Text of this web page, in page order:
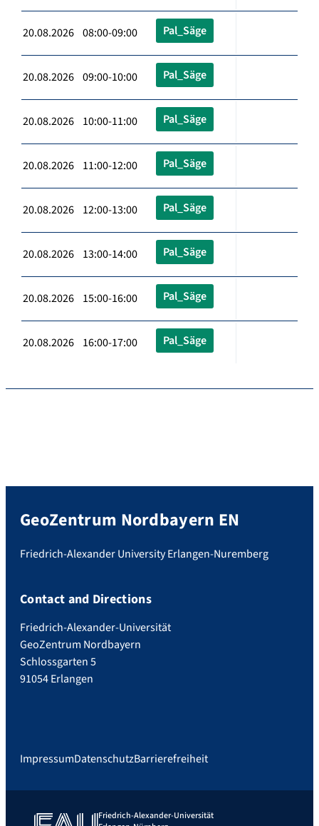
20.08.2026 08:00-09:00 Pal_Säge
20.08.2026 09:00-10:00 Pal_Säge
20.08.2026 10:00-11:00 Pal_Säge
20.08.2026 11:00-12:00 Pal_Säge
20.08.2026 12:00-13:00 Pal_Säge
20.08.2026 13:00-14:00 Pal_Säge
20.08.2026 15:00-16:00 Pal_Säge
20.08.2026 16:00-17:00 Pal_Säge
GeoZentrum Nordbayern EN
Friedrich-Alexander University Erlangen-Nuremberg
Contact and Directions
Friedrich-Alexander-Universität
GeoZentrum Nordbayern
Schlossgarten 5
91054 Erlangen
ImpressumDatenschutzBarrierefreiheit
Friedrich-Alexander-Universität